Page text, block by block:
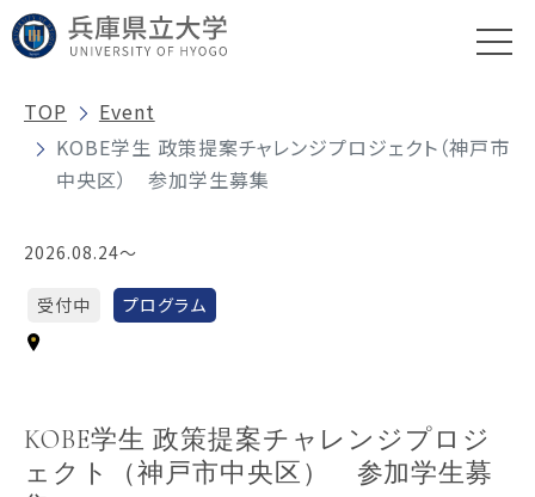
TOP
Event
KOBE学生 政策提案チャレンジプロジェクト（神戸市
中央区） 参加学生募集
2026.08.24～
受付中 プログラム
KOBE学生 政策提案チャレンジプロジ
ェクト（神戸市中央区） 参加学生募